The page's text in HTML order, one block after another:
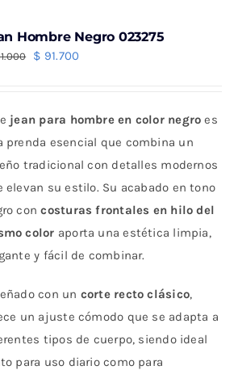
Hombre Negro 023275
El
era:
$ 131.000.
$ 91.700
es:
$ 91.700.
jean para hombre en color negro es
prenda esencial que combina un
tradicional con detalles modernos
elevan su estilo. Su acabado en tono
concosturas frontales en hilo del
color aporta una estética limpia,
y fácil de combinar.
con un corte recto clásico,
un ajuste cómodo que se adapta a
tipos de cuerpo, siendo ideal
para uso diario como para